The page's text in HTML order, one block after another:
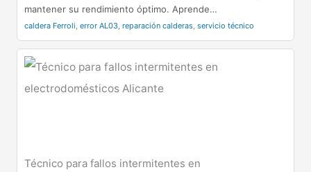
mantener su rendimiento óptimo. Aprende…
caldera Ferroli error AL03, reparación calderas, servicio técnico
Técnico para fallos intermitentes en